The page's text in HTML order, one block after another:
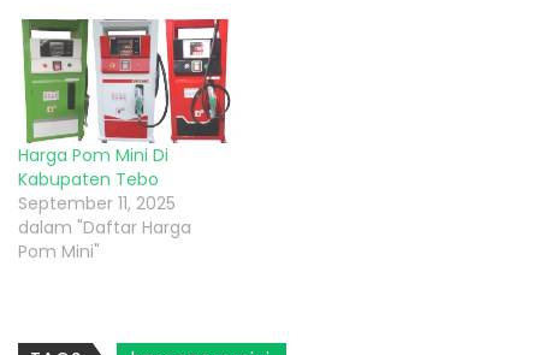
Harga Pom Mini Di
Kabupaten Tebo
September 11, 2025
dalam "Daftar Harga
Pom Mini"